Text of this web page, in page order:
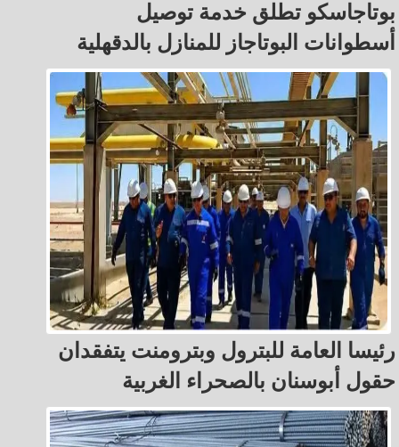
بوتاجاسكو تطلق خدمة توصيل
أسطوانات البوتاجاز للمنازل بالدقهلية
رئيسا العامة للبترول وبترومنت يتفقدان
حقول أبوسنان بالصحراء الغربية